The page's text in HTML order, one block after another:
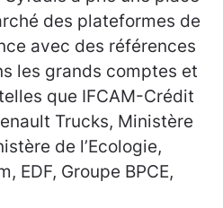
des plateformes de
avec des références
les grands comptes et
que IFCAM-Crédit
Trucks, Ministère
de l’Ecologie,
EDF, Groupe BPCE,